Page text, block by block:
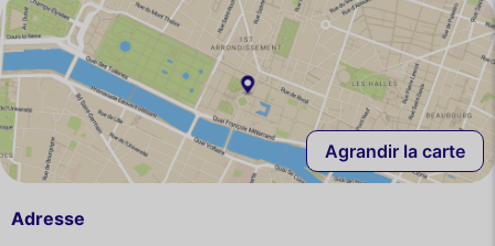
Agrandir la carte
Adresse